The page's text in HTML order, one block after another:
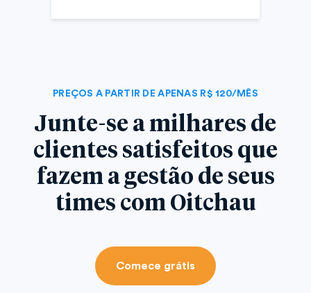
PREÇOS A PARTIR DE APENAS R$ 120/MÊS
Junte-se a milhares de
clientes satisfeitos que
fazem a gestão de seus
times com Oitchau
Comece grátis